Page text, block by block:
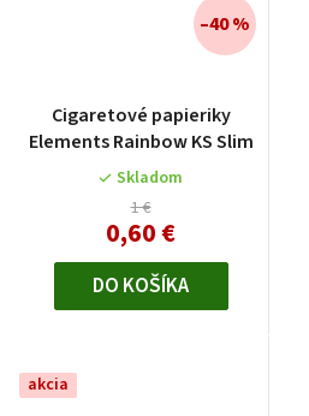
Cigaretové papieriky
Elements Rainbow KS Slim
Skladom
1 €
0,60 €
–40 %
DO KOŠÍKA
akcia